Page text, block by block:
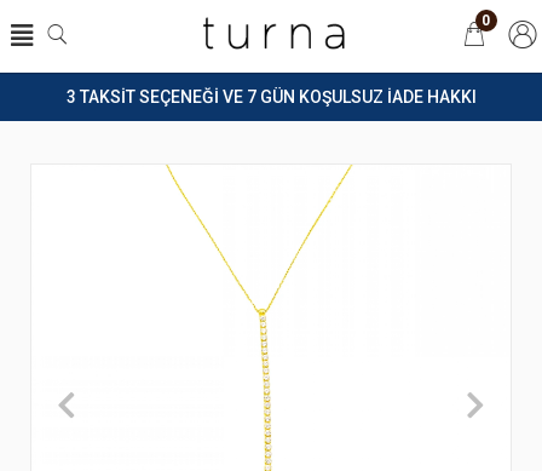
3 TAKSİT SEÇENEĞİ VE 7 GÜN KOŞULSUZ İADE HAKKI
0